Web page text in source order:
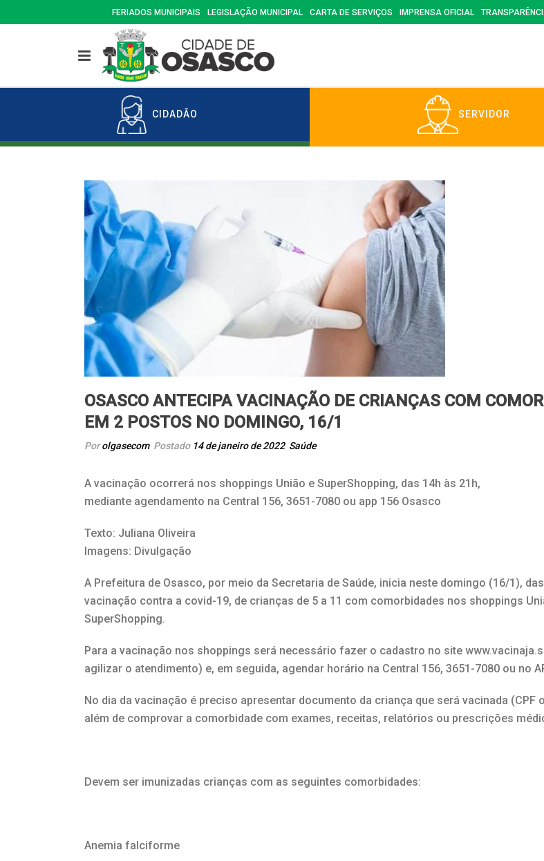
FERIADOS MUNICIPAIS LEGISLAÇÃO MUNICIPAL CARTA DE SERVIÇOS IMPRENSA OFICIAL
CIDADÃO SERVIDOR
OSASCO ANTECIPA VACINAÇÃO DE CRIANÇAS COM
EM 2 POSTOS NO DOMINGO, 16/1
Porolgasecom Postado 14 de janeiro de 2022 Saúde
A vacinação ocorrerá nos shoppings União e SuperShopping, das 14h às 21h,
mediante agendamento na Central 156, 3651-7080 ou app 156 Osasco
Texto: Juliana Oliveira
Imagens: Divulgação
A Prefeitura de Osasco, por meio da Secretaria de Saúde, inicia neste domingo (16/1),
vacinação contra a covid-19, de crianças de 5 a 11 com comorbidades nos shoppings
SuperShopping.
Para a vacinação nos shoppings será necessário fazer o cadastro no site
agilizar o atendimento) e, em seguida, agendar horário na Central 156, 3651-7080 ou no
No dia da vacinação é preciso apresentar documento da criança que será vacinada (CPF
além de comprovar a comorbidade com exames, receitas, relatórios ou prescrições
Devem ser imunizadas crianças com as seguintes comorbidades:
Anemia falciforme